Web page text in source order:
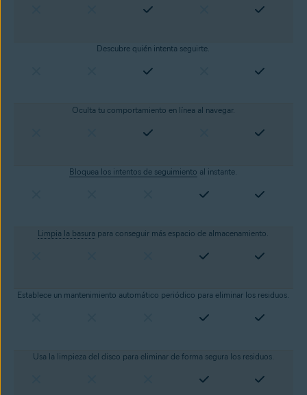
Descubre quién intenta seguirte.
Oculta tu comportamiento en línea al navegar.
Bloquea los intentos de seguimiento al instante.
Limpia la basura para conseguir más espacio de almacenamiento.
Establece un mantenimiento automático periódico para eliminar los residuos.
Usa la limpieza del disco para eliminar de forma segura los residuos.